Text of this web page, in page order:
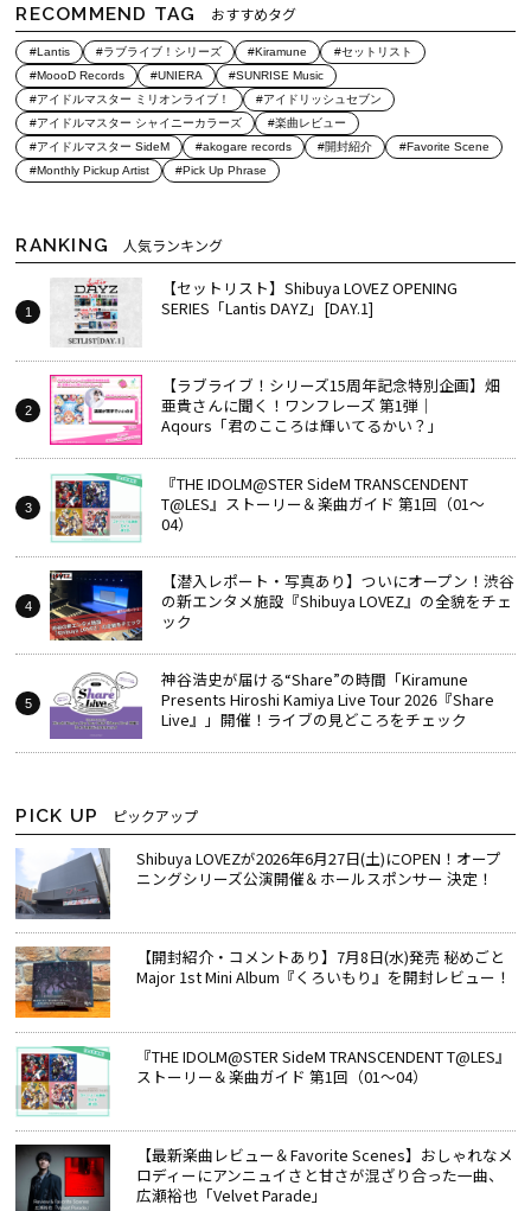
RECOMMEND TAG おすすめタグ
#Lantis #ラブライブ！シリーズ #Kiramune
#セットリスト
#MoooD Records
#UNIERA
#SUNRISE Music
#アイドルマスター ミリオンライブ！
#アイドリッシュセブン
#アイドルマスター シャイニーカラーズ
#楽曲レビュー
#アイドルマスター SideM
#akogare records #開封紹介
#Favorite Scene
#Monthly Pickup Artist
#Pick Up Phrase
RANKING 人気ランキング
【セットリスト】Shibuya LOVEZ OPENING
SERIES「Lantis DAYZ」[DAY.1]
【ラブライブ！シリーズ15周年記念特別企画】畑
亜貴さんに聞く！ワンフレーズ 第1弾｜
Aqours「君のこころは輝いてるかい？」
『THE IDOLM@STER SideM TRANSCENDENT
T@LES』ストーリー＆楽曲ガイド 第1回（01～
04）
【潜入レポート・写真あり】ついにオープン！渋谷
の新エンタメ施設『Shibuya LOVEZ』の全貌をチェ
ック
神谷浩史が届ける“Share”の時間――「Kiramune
Presents Hiroshi Kamiya Live Tour 2026『Share
Live』」開催！ライブの見どころをチェック
PICK UP ピックアップ
Shibuya LOVEZが2026年6月27日(土)にOPEN！オープ
ニングシリーズ公演開催＆ホールスポンサー 決定！
【開封紹介・コメントあり】7月8日(水)発売 秘めごと
Major 1st Mini Album『くろいもり』を開封レビュー！
『THE IDOLM@STER SideM TRANSCENDENT T@LES』
ストーリー＆楽曲ガイド 第1回（01～04）
【最新楽曲レビュー＆Favorite Scenes】おしゃれなメ
ロディーにアンニュイさと甘さが混ざり合った一曲、
広瀬裕也「Velvet Parade」